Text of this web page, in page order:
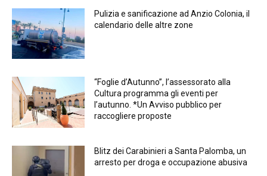
Pulizia e sanificazione ad Anzio Colonia, il
calendario delle altre zone
“Foglie d’Autunno”, l’assessorato alla
Cultura programma gli eventi per
l’autunno. *Un Avviso pubblico per
raccogliere proposte
Blitz dei Carabinieri a Santa Palomba, un
arresto per droga e occupazione abusiva